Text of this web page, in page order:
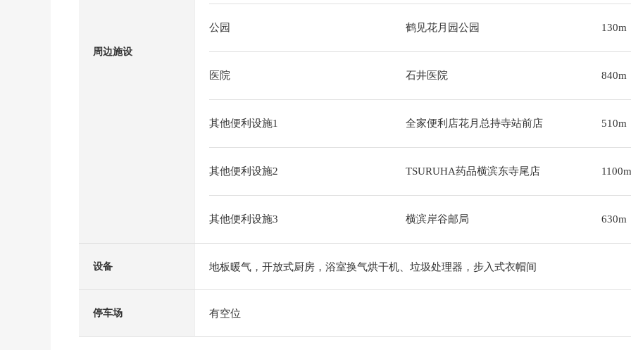
周边施设
公园 鹤见花月园公园 130m
医院 石井医院 840m
其他便利设施1 全家便利店花月总持寺站前店 510m
其他便利设施2 TSURUHA药品横滨东寺尾店 1100m
其他便利设施3 横滨岸谷邮局 630m
设备 地板暖气，开放式厨房，浴室换气烘干机、垃圾处理器，步入式衣帽间
停车场 有空位